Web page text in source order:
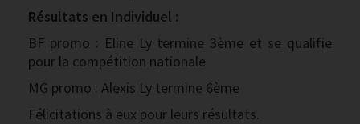
Résultats en Individuel :
BF promo : Eline Ly termine 3ème et se qualifie
pour la compétition nationale
MG promo : Alexis Ly termine 6ème
Félicitations à eux pour leurs résultats.